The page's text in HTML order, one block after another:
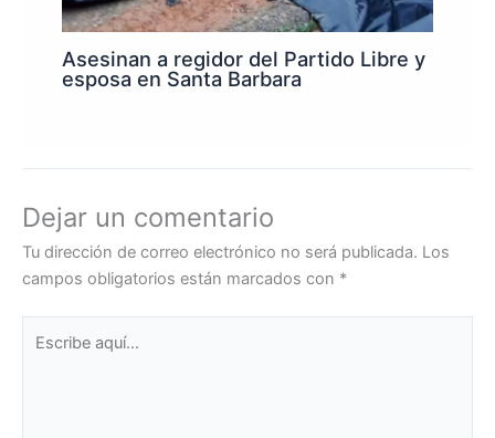
Asesinan a regidor del Partido Libre y
esposa en Santa Barbara
Dejar un comentario
Tu dirección de correo electrónico no será publicada. Los
campos obligatorios están marcados con *
aquí...